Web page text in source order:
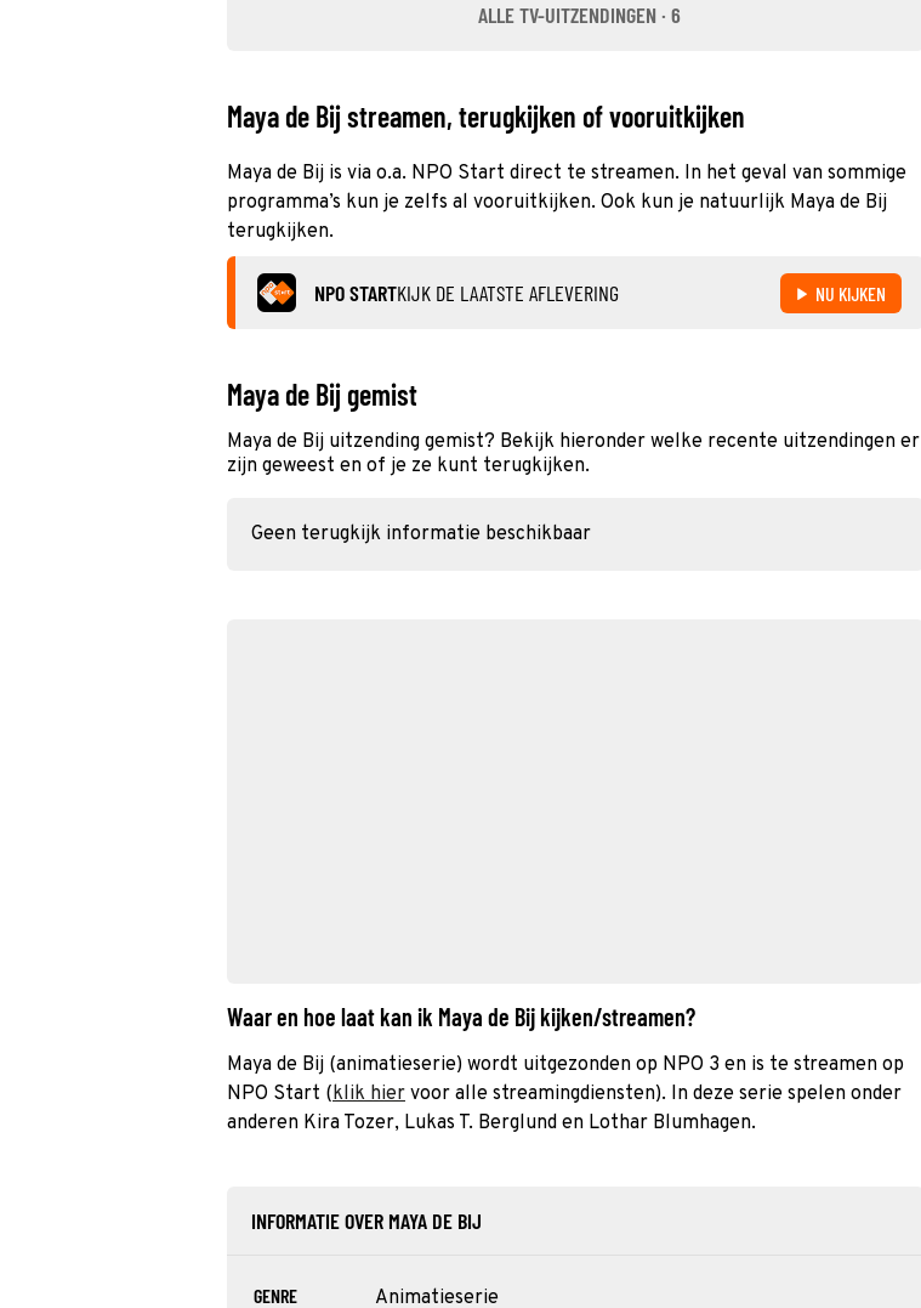
ALLE TV-UITZENDINGEN · 6
Maya de Bij streamen, terugkijken of vooruitkijken
Maya de Bij is via o.a. NPO Start direct te streamen. In het geval van sommige
programma’s kun je zelfs al vooruitkijken. Ook kun je natuurlijk Maya de Bij
terugkijken.
NPO STARTKIJK DE LAATSTE AFLEVERING NU KIJKEN
Maya de Bij gemist
Maya de Bij uitzending gemist? Bekijk hieronder welke recente uitzendingen er
zijn geweest en of je ze kunt terugkijken.
Geen terugkijk informatie beschikbaar
Waar en hoe laat kan ik Maya de Bij kijken/streamen?
Maya de Bij (animatieserie) wordt uitgezonden op NPO 3 en is te streamen op
NPO Start (klik hier voor alle streamingdiensten). In deze serie spelen onder
anderen Kira Tozer, Lukas T. Berglund en Lothar Blumhagen.
INFORMATIE OVER MAYA DE BIJ
GENRE Animatieserie